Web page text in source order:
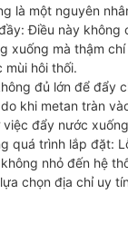
là một nguyên
Điều này không
xuống mà thậm
mùi hôi thối.
đủ lớn để đẩy
khi metan tràn
việc đẩy nước
quá trình lắp đặt:
nhỏ đến hệ
chọn địa chỉ uy